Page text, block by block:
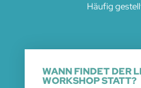
Häufig
WANN FINDET DER
WORKSHOP STATT?